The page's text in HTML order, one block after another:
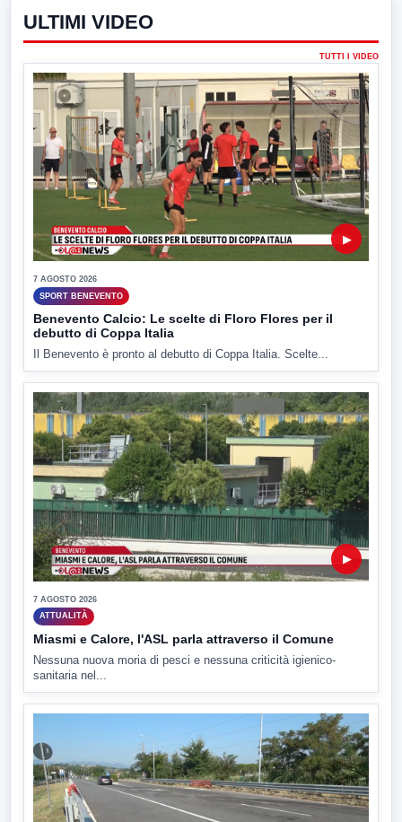
ULTIMI VIDEO
TUTTI I VIDEO
▶
7 AGOSTO 2026
SPORT BENEVENTO
Benevento Calcio: Le scelte di Floro Flores per il
debutto di Coppa Italia
Il Benevento è pronto al debutto di Coppa Italia. Scelte...
▶
7 AGOSTO 2026
ATTUALITÀ
Miasmi e Calore, l'ASL parla attraverso il Comune
Nessuna nuova moria di pesci e nessuna criticità igienico-
sanitaria nel...